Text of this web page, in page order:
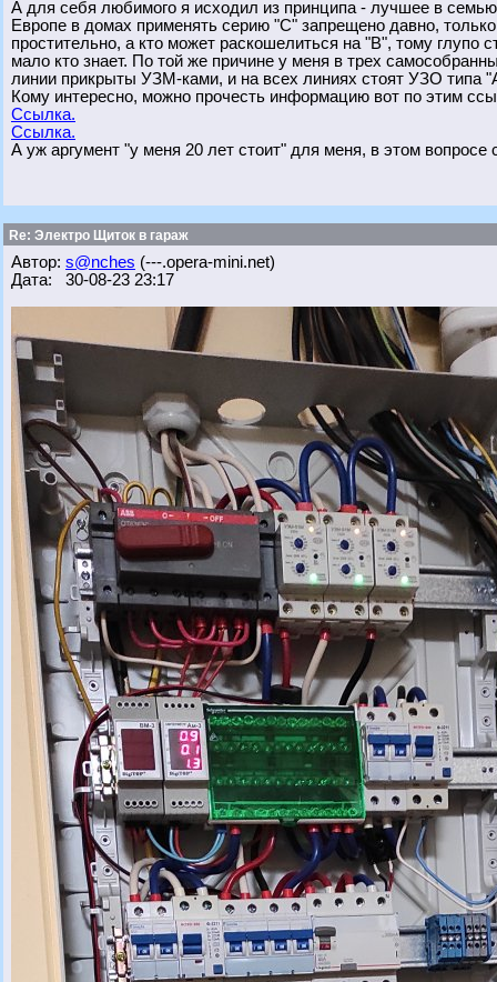
А для себя любимого я исходил из принципа - лучшее в
Европе в домах применять серию "С" запрещено давно,
простительно, а кто может раскошелиться на "В", тому глупо
мало кто знает. По той же причине у меня в трех
линии прикрыты УЗМ-ками, и на всех линиях стоят УЗО типа
Кому интересно, можно прочесть информацию вот по этим
Ссылка.
Ссылка.
А уж аргумент "у меня 20 лет стоит" для меня, в этом вопросе
Re: Электро Щиток в гараж
Автор: s@nches (---.opera-mini.net)
Дата: 30-08-23 23:17